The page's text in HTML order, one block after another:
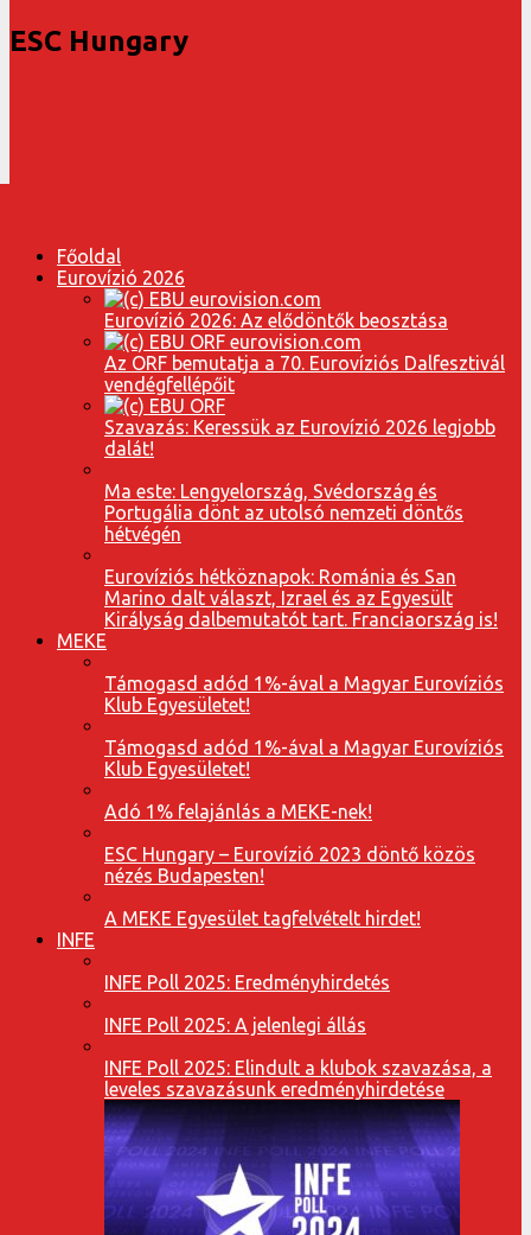
ESC Hungary
Főoldal
Eurovízió 2026
Eurovízió 2026: Az elődöntők beosztása
Az ORF bemutatja a 70. Eurovíziós Dalfesztivál
vendégfellépőit
Szavazás: Keressük az Eurovízió 2026 legjobb
dalát!
Ma este: Lengyelország, Svédország és
Portugália dönt az utolsó nemzeti döntős
hétvégén
Eurovíziós hétköznapok: Románia és San
Marino dalt választ, Izrael és az Egyesült
Királyság dalbemutatót tart. Franciaország is!
MEKE
Támogasd adód 1%-ával a Magyar Eurovíziós
Klub Egyesületet!
Támogasd adód 1%-ával a Magyar Eurovíziós
Klub Egyesületet!
Adó 1% felajánlás a MEKE-nek!
ESC Hungary – Eurovízió 2023 döntő közös
nézés Budapesten!
A MEKE Egyesület tagfelvételt hirdet!
INFE
INFE Poll 2025: Eredményhirdetés
INFE Poll 2025: A jelenlegi állás
INFE Poll 2025: Elindult a klubok szavazása, a
leveles szavazásunk eredményhirdetése